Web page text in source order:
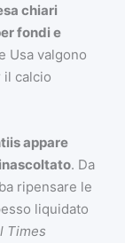
chiari
fondi e
Usa valgono
il calcio
appare
. Da
ripensare le
liquidato
Times